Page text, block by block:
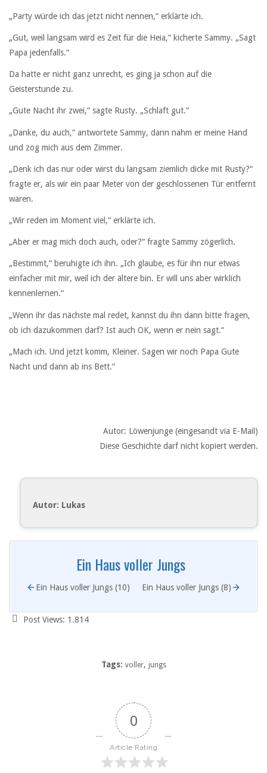
„Party würde ich das jetzt nicht nennen,“ erklärte ich.
„Gut, weil langsam wird es Zeit für die Heia,“ kicherte Sammy. „Sagt
Papa jedenfalls.“
Da hatte er nicht ganz unrecht, es ging ja schon auf die
Geisterstunde zu.
„Gute Nacht ihr zwei,“ sagte Rusty. „Schlaft gut.“
„Danke, du auch,“ antwortete Sammy, dann nahm er meine Hand
und zog mich aus dem Zimmer.
„Denk ich das nur oder wirst du langsam ziemlich dicke mit Rusty?“
fragte er, als wir ein paar Meter von der geschlossenen Tür entfernt
waren.
„Wir reden im Moment viel,“ erklärte ich.
„Aber er mag mich doch auch, oder?“ fragte Sammy zögerlich.
„Bestimmt,“ beruhigte ich ihn. „Ich glaube, es für ihn nur etwas
einfacher mit mir, weil ich der ältere bin. Er will uns aber wirklich
kennenlernen.“
„Wenn ihr das nächste mal redet, kannst du ihn dann bitte fragen,
ob ich dazukommen darf? Ist auch OK, wenn er nein sagt.“
„Mach ich. Und jetzt komm, Kleiner. Sagen wir noch Papa Gute
Nacht und dann ab ins Bett.“
Autor: Löwenjunge (eingesandt via E-Mail)
Diese Geschichte darf nicht kopiert werden.
Autor: Lukas
Ein Haus voller Jungs
Ein Haus voller Jungs (10) Ein Haus voller Jungs (8)
Post Views: 1.814
Tags: voller, jungs
0
Article Rating